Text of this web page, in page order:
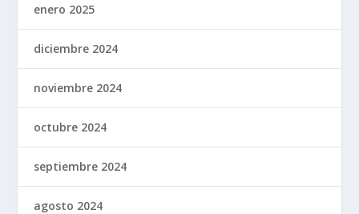
enero 2025
diciembre 2024
noviembre 2024
octubre 2024
septiembre 2024
agosto 2024